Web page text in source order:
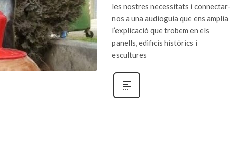
les nostres necessitats i connectar-
nos a una audioguia que ens amplia
l’explicació que trobem en els
panells, edificis històrics i
escultures